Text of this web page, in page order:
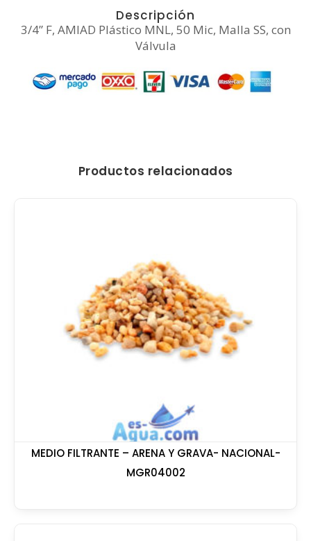
Descripción
3/4” F, AMIAD Plástico MNL, 50 Mic, Malla SS, con
Válvula
Productos relacionados
MEDIO FILTRANTE – ARENA Y GRAVA- NACIONAL-
MGR04002